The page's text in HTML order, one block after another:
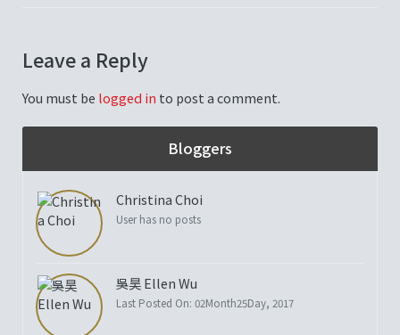
Leave a Reply
You must be logged in to post a comment.
Bloggers
Christina Choi
User has no posts
吳昊 Ellen Wu
Last Posted On: 02Month25Day, 2017